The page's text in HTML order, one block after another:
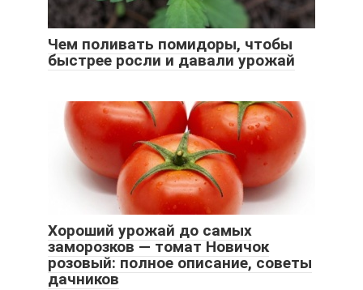
Чем поливать помидоры, чтобы
быстрее росли и давали урожай
Хороший урожай до самых
заморозков — томат Новичок
розовый: полное описание, советы
дачников